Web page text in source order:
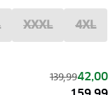
XXXL 4XL
139,9942,00